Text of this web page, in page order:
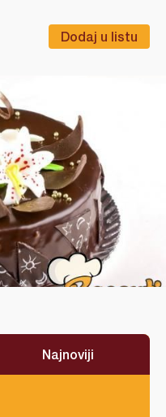
Dodaj u listu
Najnoviji